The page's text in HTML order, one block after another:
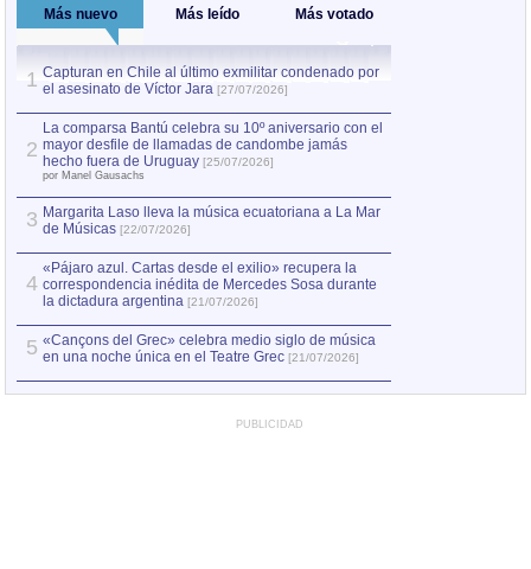
Más nuevo Más leído Más votado
1 Capturan en Chile al último exmilitar condenado por
el asesinato de Víctor Jara [27/07/2026]
2
La comparsa Bantú celebra su 10º aniversario con el
mayor desfile de llamadas de candombe jamás
hecho fuera de Uruguay [25/07/2026]
por Manel Gausachs
3 Margarita Laso lleva la música ecuatoriana a La Mar
de Músicas [22/07/2026]
4
«Pájaro azul. Cartas desde el exilio» recupera la
correspondencia inédita de Mercedes Sosa durante
la dictadura argentina [21/07/2026]
5 «Cançons del Grec» celebra medio siglo de música
en una noche única en el Teatre Grec [21/07/2026]
PUBLICIDAD